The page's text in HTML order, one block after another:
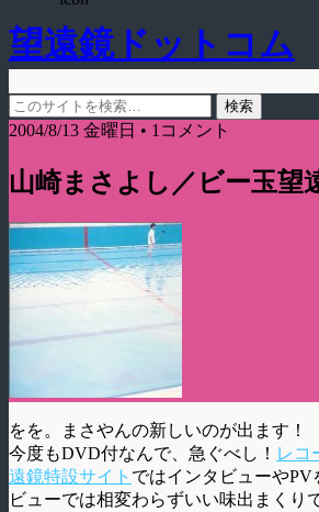
望遠鏡ドットコム
2004/8/13 金曜日 • 1コメント
山崎まさよし／ビー玉望
をを。まさやんの新しいのが出ます！
今度もDVD付なんで、急ぐべし！ レコ
遠鏡特設サイト ではインタビューやPV
ビューでは相変わらずいい味出まくり